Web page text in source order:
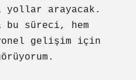
yollar arayacak.
bu süreci, hem
gelişim için